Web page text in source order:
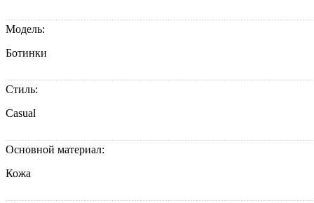
Модель:
Ботинки
Стиль:
Casual
Основной материал:
Кожа